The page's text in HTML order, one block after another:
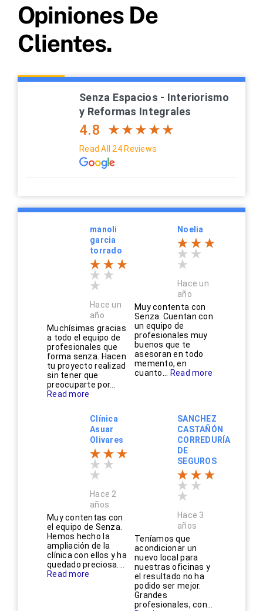
Opiniones De
Clientes.
Senza Espacios - Interiorismo
y Reformas Integrales
4.8
Read All 24 Reviews
manoli
garcia
torrado
Hace un
año
Muchísimas gracias
a todo el equipo de
profesionales que
forma senza. Hacen
tu proyecto realizad
sin tener que
preocuparte por...
Read more
Noelia
Hace un
año
Muy contenta con
Senza. Cuentan con
un equipo de
profesionales muy
buenos que te
asesoran en todo
memento, en
cuanto...
Read more
Clínica
Asuar
Olivares
Hace 2
años
Muy contentas con
el equipo de Senza.
Hemos hecho la
ampliación de la
clínica con ellos y ha
quedado preciosa....
Read more
SANCHEZ
CASTAÑÓN
CORREDURÍA
DE
SEGUROS
Hace 3
años
Teníamos que
acondicionar un
nuevo local para
nuestras oficinas y
el resultado no ha
podido ser mejor.
Grandes
profesionales, con...